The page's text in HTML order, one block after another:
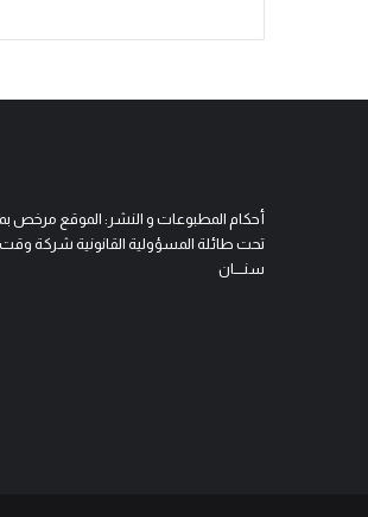
أحكام المطبوعات و النشر: الموقع مرخص
تحت طائلة المسؤولية القانونية شركة وقت
سنــــان